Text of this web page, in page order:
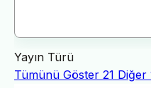
Yayın Türü
Tümünü Göster 21 Diğer